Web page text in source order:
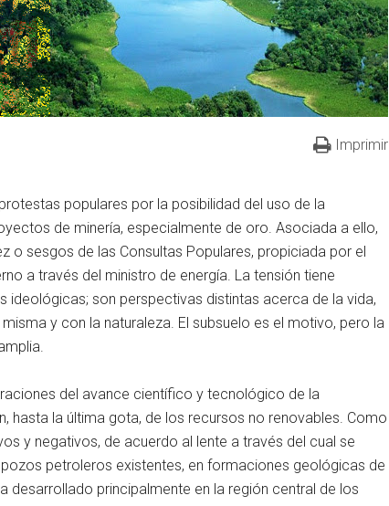
Imprimir
populares por la posibilidad del uso de la
de minería, especialmente de oro. Asociada a ello,
o sesgos de las Consultas Populares, propiciada por el
a través del ministro de energía. La tensión tiene
ideológicas; son perspectivas distintas acerca de la vida,
y con la naturaleza. El subsuelo es el motivo, pero la
del avance científico y tecnológico de la
hasta la última gota, de los recursos no renovables. Como
y negativos, de acuerdo al lente a través del cual se
petroleros existentes, en formaciones geológicas de
desarrollado principalmente en la región central de los